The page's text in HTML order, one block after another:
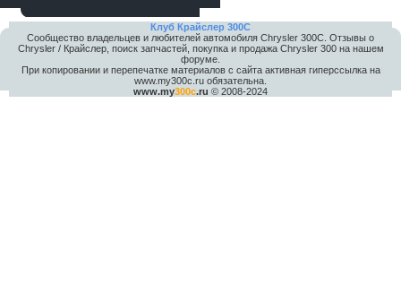
шляпа какая то нужны 20 радиуса
Клуб Крайслер 300C
Сообщество владельцев и любителей автомобиля Chrysler 300С. Отзывы о
Chrysler / Крайслер, поиск запчастей, покупка и продажа Chrysler 300 на нашем
форуме.
При копировании и перепечатке материалов с сайта активная гиперссылка на
www.my300c.ru обязательна.
www.my300c.ru © 2008-2024